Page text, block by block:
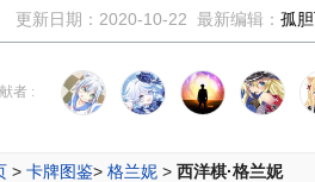
更新日期： 2020-10-22 最新编辑： 孤
者 :
> 卡牌图鉴> 格兰妮 > 西洋棋·格兰妮